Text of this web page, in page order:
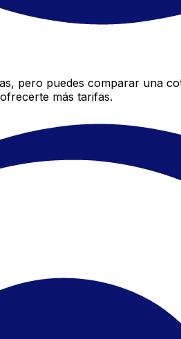
pero puedes comparar una
más tarifas.